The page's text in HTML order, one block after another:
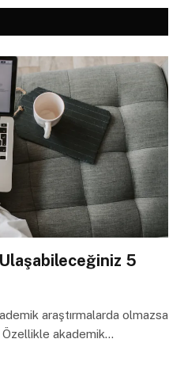
5
araştırmalarda olmazsa
akademik…